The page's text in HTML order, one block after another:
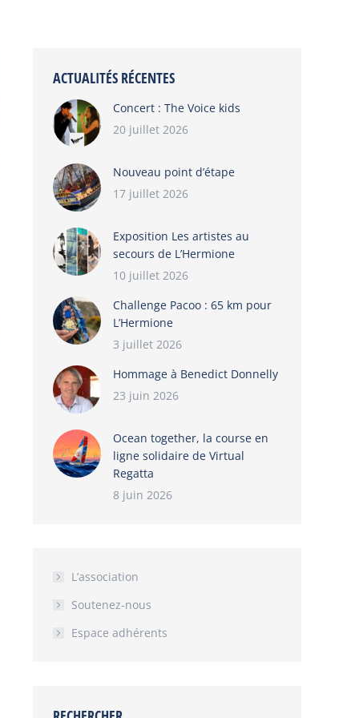
ACTUALITÉS RÉCENTES
Concert : The Voice kids
20 juillet 2026
Nouveau point d’étape
17 juillet 2026
Exposition Les artistes au
secours de L’Hermione
10 juillet 2026
Challenge Pacoo : 65 km pour
L’Hermione
3 juillet 2026
Hommage à Benedict Donnelly
23 juin 2026
Ocean together, la course en
ligne solidaire de Virtual
Regatta
8 juin 2026
L’association
Soutenez-nous
Espace adhérents